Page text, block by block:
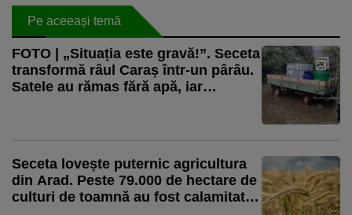
Pe aceeași temă
FOTO | „Situația este gravă!”. Seceta
transformă râul Caraș într-un pârâu.
Satele au rămas fără apă, iar
Seceta lovește puternic agricultura
din Arad. Peste 79.000 de hectare de
culturi de toamnă au fost calamitate /